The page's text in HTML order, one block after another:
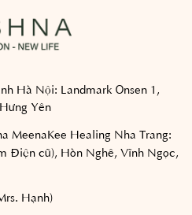
Hà Nội: Landmark Onsen 1,
Yên
MeenaKee Healing Nha Trang:
Điện cũ), Hòn Nghê, Vĩnh Ngọc,
Hạnh)